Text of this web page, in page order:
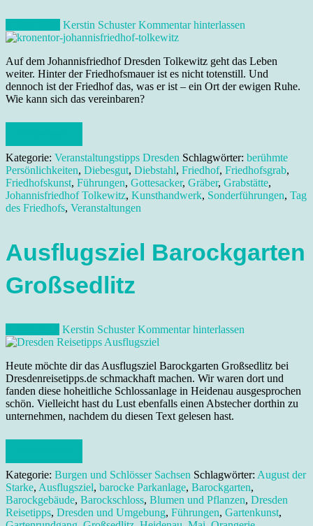
Kerstin Schuster Kommentar hinterlassen
Auf dem Johannisfriedhof Dresden Tolkewitz geht das Leben
weiter. Hinter der Friedhofsmauer ist es nicht totenstill. Und
dennoch ist der Friedhof das, was er ist – ein Ort der ewigen Ruhe.
Wie kann sich das vereinbaren?
Kategorie: Veranstaltungstipps Dresden Schlagwörter: berühmte
Persönlichkeiten, Diebesgut, Diebstahl, Friedhof, Friedhofsgrab,
Friedhofskunst, Führungen, Gottesacker, Gräber, Grabstätte,
Johannisfriedhof Tolkewitz, Kunsthandwerk, Sonderführungen, Tag
des Friedhofs, Veranstaltungen
Ausflugsziel Barockgarten
Großsedlitz
Kerstin Schuster Kommentar hinterlassen
Heute möchte dir das Ausflugsziel Barockgarten Großsedlitz bei
Dresdenreisetipps.de schmackhaft machen. Wir waren dort und
fanden diese hoheitliche Schlossanlage in Heidenau ausgesprochen
schön. Vielleicht hast du Lust ebenfalls einen Abstecher dorthin zu
unternehmen, nachdem du diesen Text gelesen hast.
Kategorie: Burgen und Schlösser Sachsen Schlagwörter: August der
Starke, Ausflugsziel, barocke Parkanlage, Barockgarten,
Barockgebäude, Barockschloss, Blumen und Pflanzen, Dresden
Reisetipps, Dresden und Umgebung, Führungen, Gartenkunst,